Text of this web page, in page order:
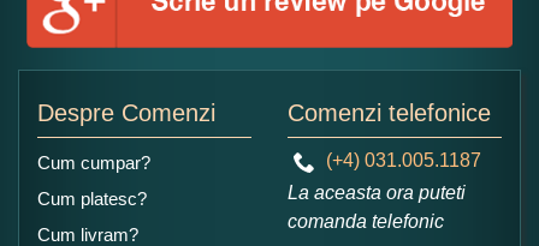
Despre Comenzi
Cum cumpar?
Cum platesc?
Cum livram?
Comenzi telefonice
(+4) 031.005.1187
La aceasta ora puteti
comanda telefonic